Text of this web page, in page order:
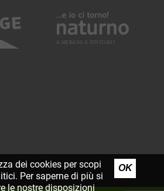
dei cookies per scopi
Per saperne di più si
le nostredisposizioni
OK